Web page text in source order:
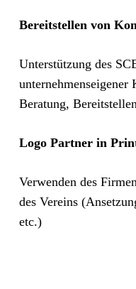
Bereitstellen von
Unterstützung des
unternehmenseigener
Beratung,
Logo Partner in
Verwenden des
des Vereins
etc.)